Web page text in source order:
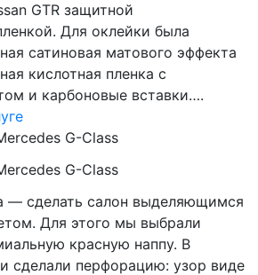
GTR защитной
Для оклейки была
сатиновая матового эффекта
кислотная пленка с
и карбоновые вставки….
G-Class
G-Class
— сделать салон выделяющимся
Для этого мы выбрали
красную наппу. В
сделали перфорацию: узор виде